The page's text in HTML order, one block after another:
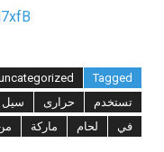
Tagged
uncategorized
تستخدم
حرارى سيل
في
لحام ماركة من